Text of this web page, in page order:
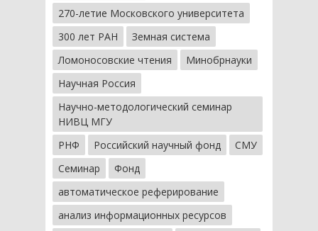
270-летие Московского университета
300 лет РАН
Земная система
Ломоносовские чтения
Минобрнауки
Научная Россия
Научно-методологический семинар
НИВЦ МГУ
РНФ
Российский научный фонд
СМУ
Семинар
Фонд
автоматическое реферирование
анализ информационных ресурсов